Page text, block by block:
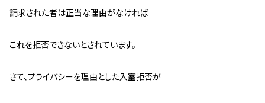
請求された者は正当な理由がなければ
これを拒否できないとされています。
さて、プライバシーを理由とした入室拒否が